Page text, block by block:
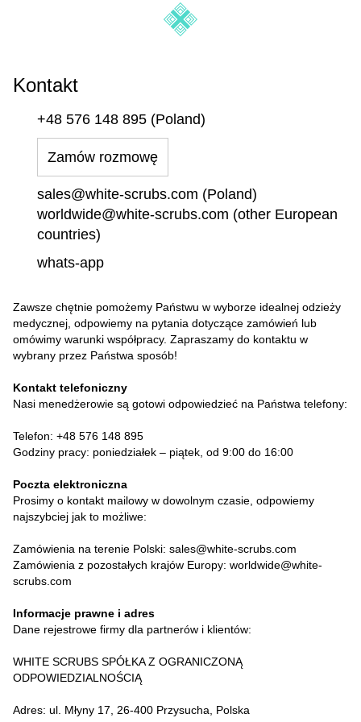
Kontakt
+48 576 148 895 (Poland)
Zamów rozmowę
sales@white-scrubs.com (Poland)
worldwide@white-scrubs.com (other European
countries)
whats-app
Zawsze chętnie pomożemy Państwu w wyborze idealnej odzieży
medycznej, odpowiemy na pytania dotyczące zamówień lub
omówimy warunki współpracy. Zapraszamy do kontaktu w
wybrany przez Państwa sposób!
Kontakt telefoniczny
Nasi menedżerowie są gotowi odpowiedzieć na Państwa telefony:
Telefon: +48 576 148 895
Godziny pracy: poniedziałek – piątek, od 9:00 do 16:00
Poczta elektroniczna
Prosimy o kontakt mailowy w dowolnym czasie, odpowiemy
najszybciej jak to możliwe:
Zamówienia na terenie Polski: sales@white-scrubs.com
Zamówienia z pozostałych krajów Europy: worldwide@white-
scrubs.com
Informacje prawne i adres
Dane rejestrowe firmy dla partnerów i klientów:
WHITE SCRUBS SPÓŁKA Z OGRANICZONĄ
ODPOWIEDZIALNOŚCIĄ
Adres: ul. Młyny 17, 26-400 Przysucha, Polska